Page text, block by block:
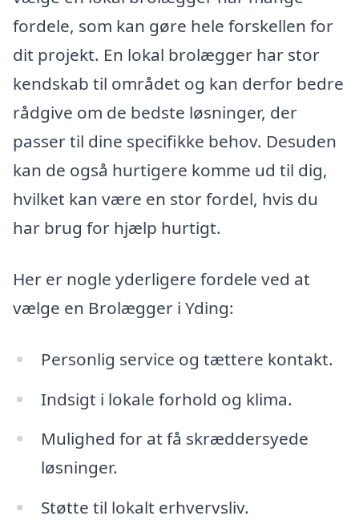
fordele, som kan gøre hele forskellen for
dit projekt. En lokal brolægger har stor
kendskab til området og kan derfor bedre
rådgive om de bedste løsninger, der
passer til dine specifikke behov. Desuden
kan de også hurtigere komme ud til dig,
hvilket kan være en stor fordel, hvis du
har brug for hjælp hurtigt.
Her er nogle yderligere fordele ved at
vælge en Brolægger i Yding:
Personlig service og tættere kontakt.
Indsigt i lokale forhold og klima.
Mulighed for at få skræddersyede
løsninger.
Støtte til lokalt erhvervsliv.